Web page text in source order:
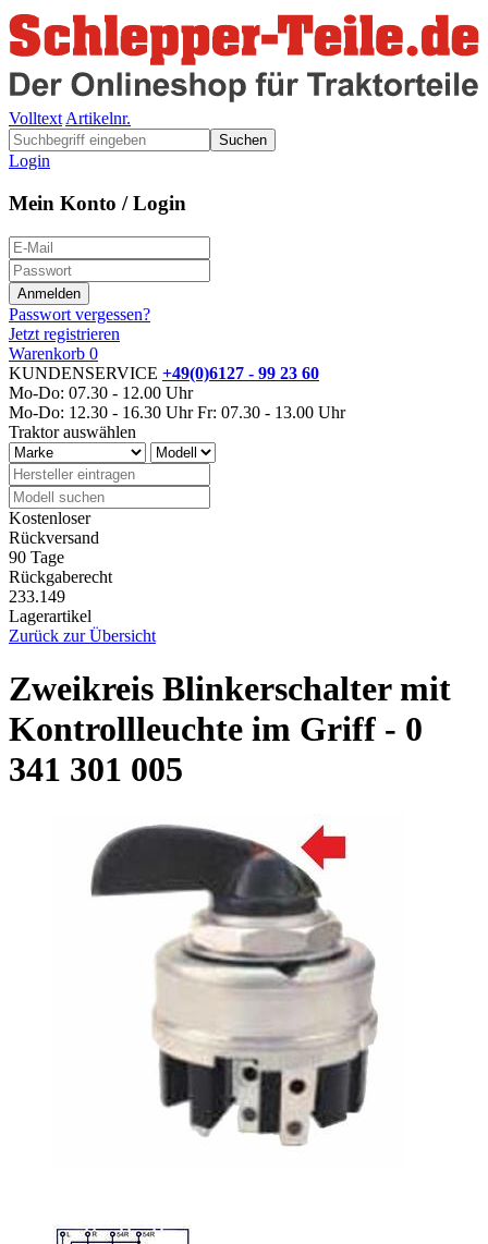
Volltext Artikelnr.
Suchen
Login
Mein Konto / Login
Passwort vergessen?
Jetzt registrieren
Warenkorb 0
KUNDENSERVICE +49(0)6127 - 99 23 60
Mo-Do: 07.30 - 12.00 Uhr
Mo-Do: 12.30 - 16.30 Uhr Fr: 07.30 - 13.00 Uhr
Traktor auswählen
Kostenloser
Rückversand
90 Tage
Rückgaberecht
233.149
Lagerartikel
Zurück zur Übersicht
Zweikreis Blinkerschalter mit
Kontrollleuchte im Griff - 0
341 301 005